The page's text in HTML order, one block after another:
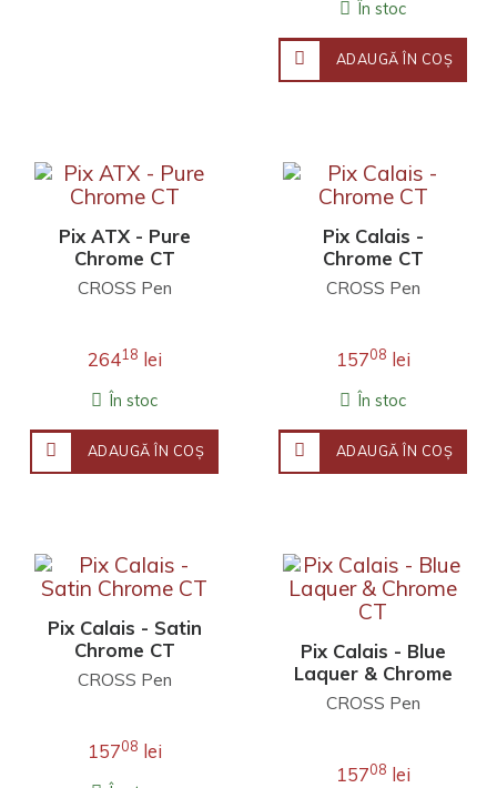
În stoc
ADAUGĂ ÎN COŞ
Pix ATX - Pure
Chrome CT
CROSS Pen
26418 lei
În stoc
ADAUGĂ ÎN COŞ
Pix Calais -
Chrome CT
CROSS Pen
15708 lei
În stoc
ADAUGĂ ÎN COŞ
Pix Calais - Satin
Chrome CT
CROSS Pen
15708 lei
Pix Calais - Blue
Laquer & Chrome
CT
CROSS Pen
15708 lei